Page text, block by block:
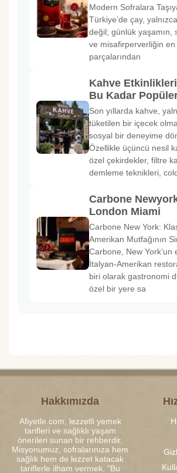
Modern Sofralara
Türkiye’de çay,
değil; günlük yaşamın,
ve misafirperverliğin
parçalarından
Kahve
Bu Kadar
Son yıllarda kahve,
tüketilen bir içecek
sosyal bir deneyime
Özellikle üçüncü nesil
özel çekirdekler, filtre
demleme teknikleri,
Carbone
London Miami
Carbone New York:
Amerikan Mutfağının
Carbone, New York’un
İtalyan-Amerikan
biri olarak gastronomi
özel bir yere sa
Hakkımızda
Afiyetle.com, lezzetli yemek
tarifleri ve sağlıklı yaşam
önerileri sunan bir rehberdir.
Misyonumuz, sofralarınıza hem
sağlık hem de lezzet katacak
tariflerle ilham vermek. "Bu